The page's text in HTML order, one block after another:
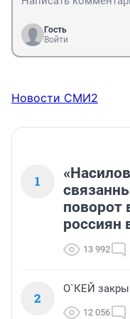
Гость
Войти
Новости СМИ2
1
поворот
россиян
13 992
2
О`КЕЙ
12 056